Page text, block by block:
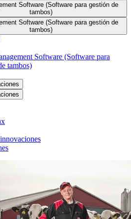
Software (Software para gestión de
tambos)
Software (Software para gestión de
tambos)
Software (Software para
tambos)